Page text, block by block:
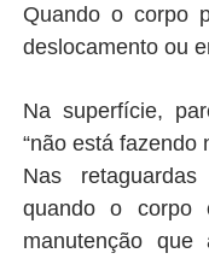
Quando o corpo
deslocamento ou
Na superfície,
“não está fazendo
Nas
quando o corpo
manutenção que